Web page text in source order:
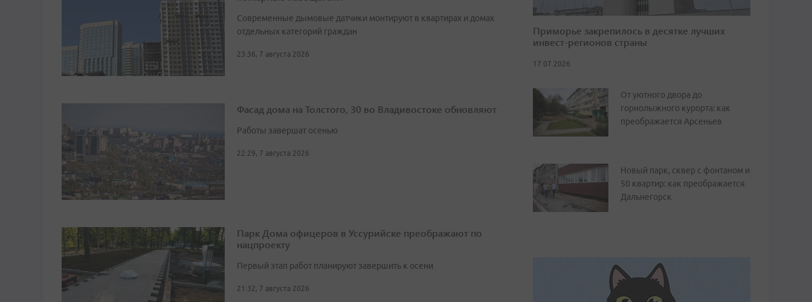
Современные дымовые датчики монтируют в квартирах и домах
отдельных категорий граждан
23:36, 7 августа 2026
Фасад дома на Толстого, 30 во Владивостоке обновляют
Работы завершат осенью
22:29, 7 августа 2026
Парк Дома офицеров в Уссурийске преображают по
нацпроекту
Первый этап работ планируют завершить к осени
21:32, 7 августа 2026
Приморье закрепилось в десятке лучших
инвест-регионов страны
17.07.2026
От уютного двора до
горнолыжного курорта: как
преображается Арсеньев
Новый парк, сквер с фонтаном и
50 квартир: как преображается
Дальнегорск